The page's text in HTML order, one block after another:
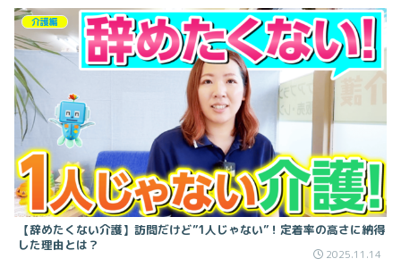
介護編
【辞めたくない介護】訪問だけど”1人じゃない”！定着率の高さに納得
した理由とは？
2025.11.14